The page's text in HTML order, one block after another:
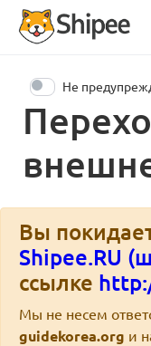
Не
Вы
Shipee.RU
ссылке
Мы не несем
guidekorea.org и